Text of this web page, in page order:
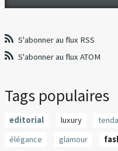
S'abonner au flux RSS
S'abonner au flux ATOM
Tags populaires
editorial luxury
élégance
glamour